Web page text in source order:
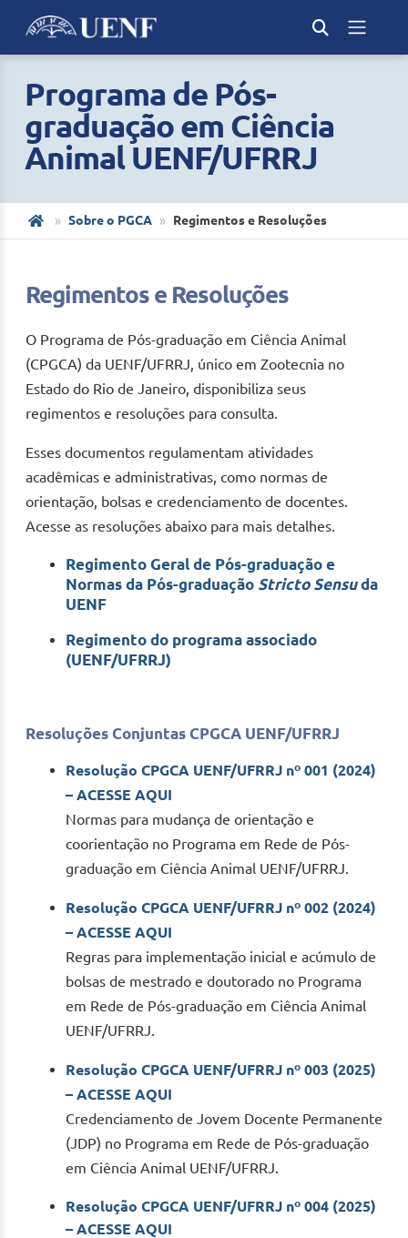
Programa de Pós-
graduação em Ciência
Animal UENF/UFRRJ
Sobre o PGCA Regimentos e Resoluções
Regimentos e Resoluções
O Programa de Pós-graduação em Ciência Animal
(CPGCA) da UENF/UFRRJ, único em Zootecnia no
Estado do Rio de Janeiro, disponibiliza seus
regimentos e resoluções para consulta.
Esses documentos regulamentam atividades
acadêmicas e administrativas, como normas de
orientação, bolsas e credenciamento de docentes.
Acesse as resoluções abaixo para mais detalhes.
Regimento Geral de Pós-graduação e
Normas da Pós-graduação Stricto Sensuda
UENF
Regimento do programa associado
(UENF/UFRRJ)
Resoluções Conjuntas CPGCA UENF/UFRRJ
Resolução CPGCA UENF/UFRRJ nº 001 (2024)
– ACESSE AQUI
Normas para mudança de orientação e
coorientação no Programa em Rede de Pós-
graduação em Ciência Animal UENF/UFRRJ.
Resolução CPGCA UENF/UFRRJ nº 002 (2024)
– ACESSE AQUI
Regras para implementação inicial e acúmulo de
bolsas de mestrado e doutorado no Programa
em Rede de Pós-graduação em Ciência Animal
UENF/UFRRJ.
Resolução CPGCA UENF/UFRRJ nº 003 (2025)
– ACESSE AQUI
Credenciamento de Jovem Docente Permanente
(JDP) no Programa em Rede de Pós-graduação
em Ciência Animal UENF/UFRRJ.
Resolução CPGCA UENF/UFRRJ nº 004 (2025)
– ACESSE AQUI